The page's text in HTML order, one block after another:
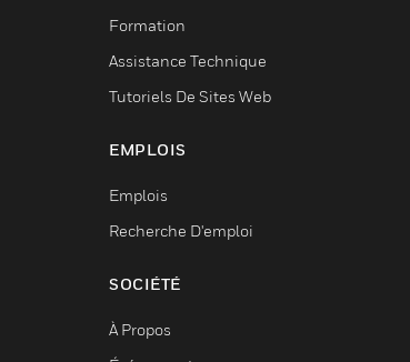
Formation
Assistance Technique
Tutoriels De Sites Web
EMPLOIS
Emplois
Recherche D'emploi
SOCIÉTÉ
À Propos